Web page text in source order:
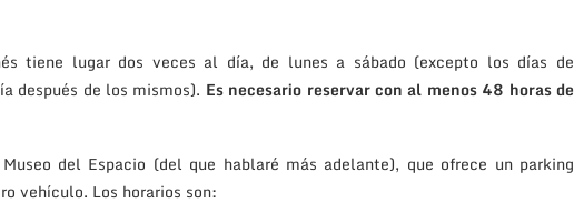
tiene lugar dos veces al día, de lunes a sábado (excepto los días de
después de los mismos). Es necesario reservar con al menos 48 horas de
del Espacio (del que hablaré más adelante), que ofrece un parking
vehículo. Los horarios son: